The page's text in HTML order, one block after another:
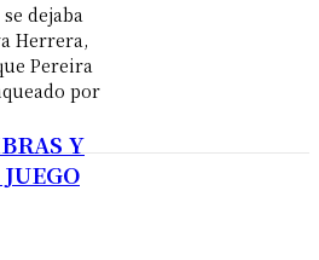
dejaba
Herrera,
Pereira
por
Y